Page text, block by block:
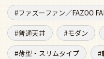
ファズーファン／FAZOO
普通天井 モダン
薄型・スリムタイプ